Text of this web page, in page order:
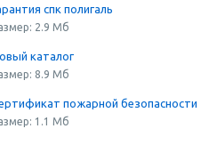
спк полигаль
2.9 Мб
каталог
8.9 Мб
пожарной безопасности
1.1 Мб